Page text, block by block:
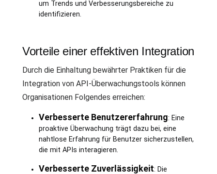
um Trends und Verbesserungsbereiche zu
identifizieren.
Vorteile einer effektiven Integration
Durch die Einhaltung bewährter Praktiken für die
Integration von API-Überwachungstools können
Organisationen Folgendes erreichen:
Verbesserte Benutzererfahrung: Eine
proaktive Überwachung trägt dazu bei, eine
nahtlose Erfahrung für Benutzer sicherzustellen,
die mit APIs interagieren.
Verbesserte Zuverlässigkeit: Die